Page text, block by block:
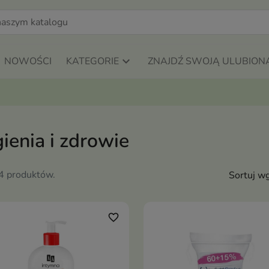
NOWOŚCI KATEGORIE ZNAJDŹ SWOJĄ
i zdrowie
produktów. Sortuj
favorite_border